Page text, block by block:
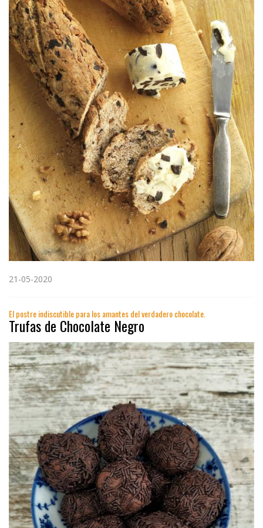
21-05-2020
El postre indiscutible para los amantes del verdadero chocolate.
Trufas de Chocolate Negro